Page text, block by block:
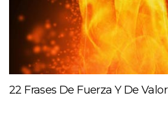
22 Frases De Fuerza Y De Valor